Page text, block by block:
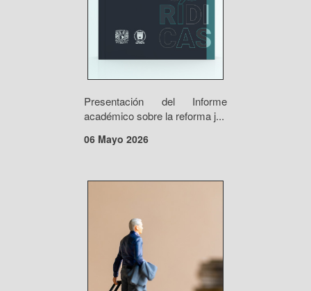
Presentación del Informe
académico sobre la reforma j...
06 Mayo 2026